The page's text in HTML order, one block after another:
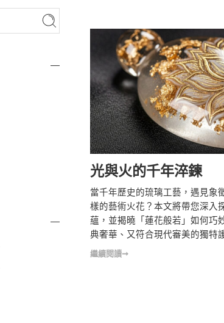
光與火的千年淬鍊
當千年歷史的琉璃工藝，遇見象
樣的藝術火花？本文將帶您深入
蘊，並揭曉「蓮花般若」如何巧
典奢華、又符合現代審美的獨特
繼續閱讀➞